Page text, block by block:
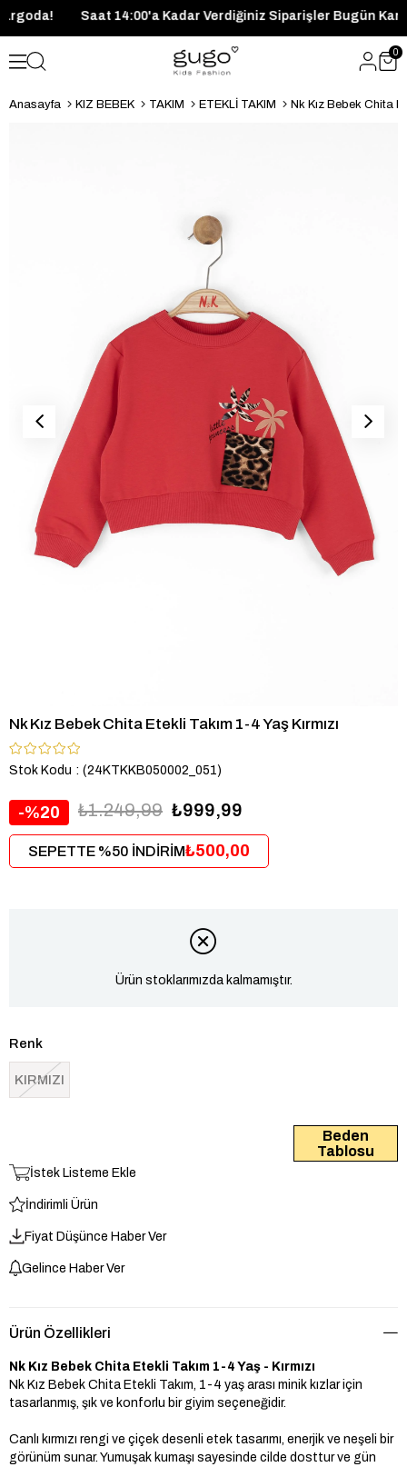
Kargoda! Saat 14:00'a Kadar Verdiğiniz Siparişler Bugün
0
Anasayfa KIZ BEBEK TAKIM ETEKLİ TAKIM Nk Kız Bebek Chita
Nk Kız Bebek Chita Etekli Takım 1-4 Yaş Kırmızı
Stok Kodu (24KTKKB050002_051)
20 ₺1.249,99 ₺999,99
SEPETTE %50 İNDİRİM₺500,00
Ürün stoklarımızda kalmamıştır.
Renk
KIRMIZI
Beden
Tablosu
İstek Listeme Ekle
İndirimli Ürün
Fiyat Düşünce Haber Ver
Gelince Haber Ver
Ürün Özellikleri
Nk Kız Bebek Chita Etekli Takım 1-4 Yaş - Kırmızı
Nk Kız Bebek Chita Etekli Takım, 1-4 yaş arası minik kızlar için
tasarlanmış, şık ve konforlu bir giyim seçeneğidir.
Canlı kırmızı rengi ve çiçek desenli etek tasarımı, enerjik ve neşeli bir
görünüm sunar. Yumuşak kumaşı sayesinde cilde dosttur ve gün